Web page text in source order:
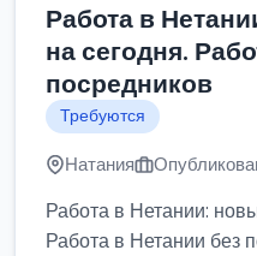
Работа в
на сегодня.
посредников
Требуются
Натания
Работа в Нетании:
Работа в Нетании без